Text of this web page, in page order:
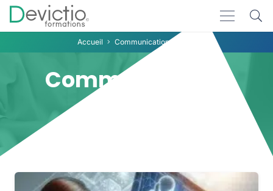
Accueil Communication interne
Communication